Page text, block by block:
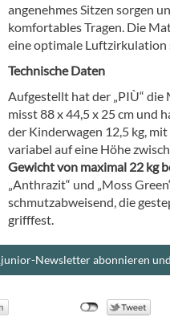
angenehmes Sitzen sorgen
komfortables Tragen. Die
eine optimale Luftzirkulation
Technische Daten
Aufgestellt hat der „PIÙ“ die
misst 88 x 44,5 x 25 cm und
der Kinderwagen 12,5 kg,
variabel auf eine Höhe
Gewicht von maximal 22 kg
„Anthrazit“ und „Moss
schmutzabweisend, die
grifffest.
Newsletter abonnieren